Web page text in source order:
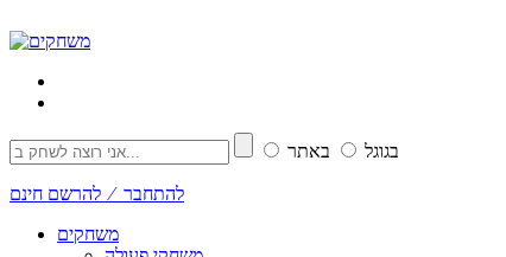
בגוגל באתר
להתחבר ⁄ להרשם חינם
משחקים